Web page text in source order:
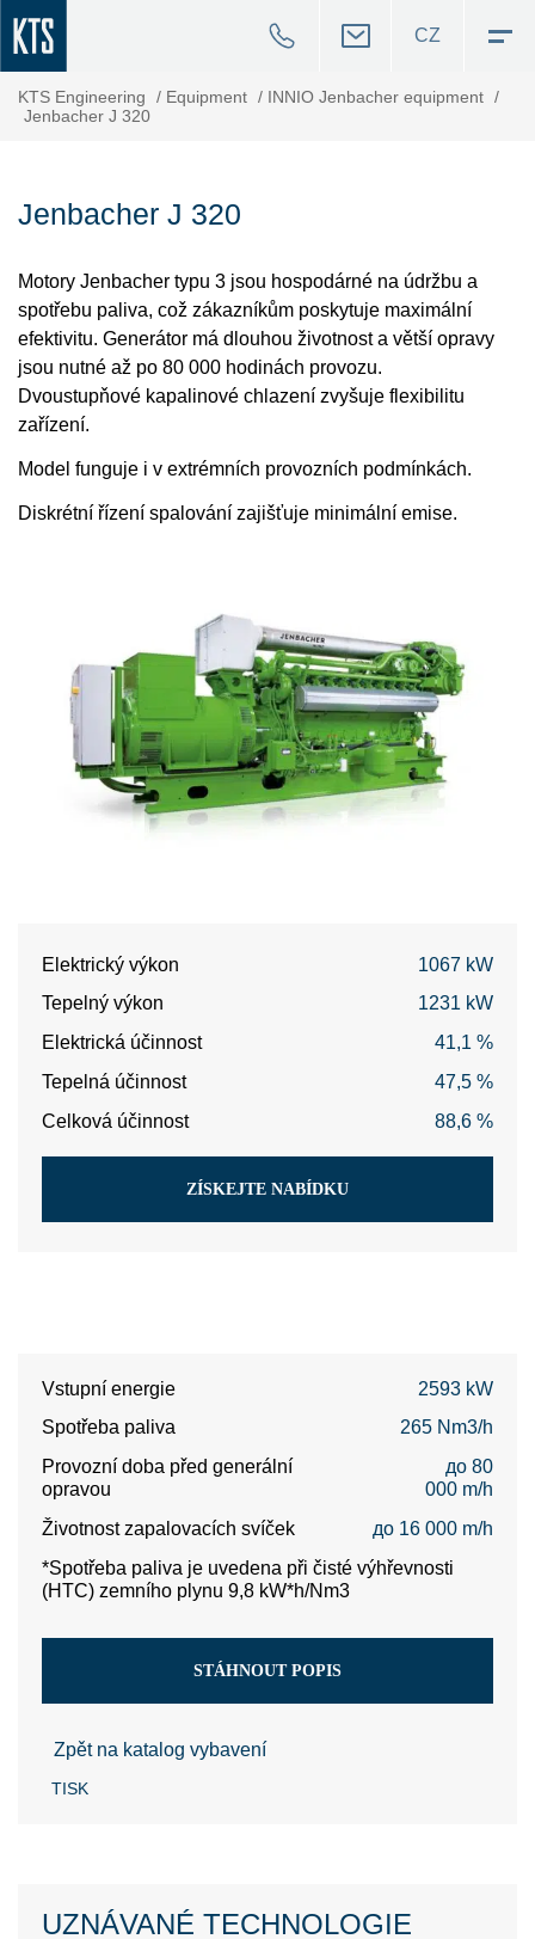
CZ
KTS Engineering / Equipment / INNIO Jenbacher equipment /
Jenbacher J 320
Jenbacher J 320
Motory Jenbacher typu 3 jsou hospodárné na údržbu a
spotřebu paliva, což zákazníkům poskytuje maximální
efektivitu. Generátor má dlouhou životnost a větší opravy
jsou nutné až po 80 000 hodinách provozu.
Dvoustupňové kapalinové chlazení zvyšuje flexibilitu
zařízení.
Model funguje i v extrémních provozních podmínkách.
Diskrétní řízení spalování zajišťuje minimální emise.
Elektrický výkon
1067 kW
Tepelný výkon
1231 kW
Elektrická účinnost
41,1 %
Tepelná účinnost
47,5 %
Celková účinnost
88,6 %
ZÍSKEJTE NABÍDKU
Vstupní energie
2593 kW
Spotřeba paliva
265 Nm3/h
Provozní doba před generální
opravou
до 80
000 m/h
Životnost zapalovacích svíček
до 16 000 m/h
*Spotřeba paliva je uvedena při čisté výhřevnosti
(HTC) zemního plynu 9,8 kW*h/Nm3
STÁHNOUT POPIS
Zpět na katalog vybavení
TISK
UZNÁVANÉ TECHNOLOGIE